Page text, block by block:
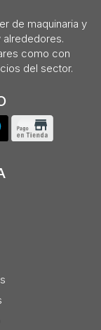
de maquinaria y
alrededores.
como con
del sector.